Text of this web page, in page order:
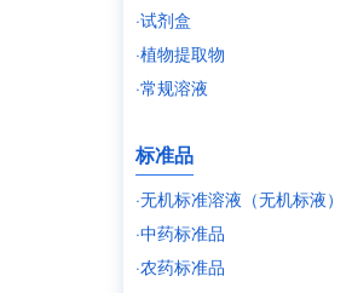
·试剂盒
·植物提取物
·常规溶液
标准品
·无机标准溶液（无机标液）
·中药标准品
·农药标准品